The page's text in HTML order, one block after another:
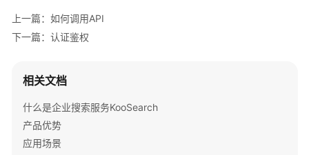
上一篇：如何调用API
下一篇：认证鉴权
相关文档
什么是企业搜索服务KooSearch
产品优势
应用场景